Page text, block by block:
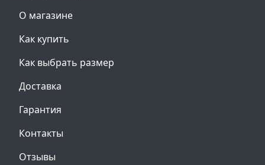
О магазине
Как купить
Как выбрать размер
Доставка
Гарантия
Контакты
Отзывы